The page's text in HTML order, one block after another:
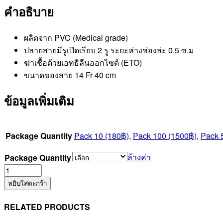
คำอธิบาย
ผลิตจาก PVC (Medical grade)
ปลายสายมีรูเปิดเรียบ 2 รู ระยะห่างช่องล่ะ 0.5 ซ.ม
ฆ่าเชื้อด้วยเอทธิลีนออกไซด์ (ETO)
ขนาดของสาย 14 Fr 40 cm
ข้อมูลเพิ่มเติม
Package Quantity Pack 10 (180฿), Pack 100 (1500฿), Pack
Package Quantity
ล้างค่า
จำนวน
U-
CATH
No.14
หยิบใส่ตะกร้า
RELATED PRODUCTS